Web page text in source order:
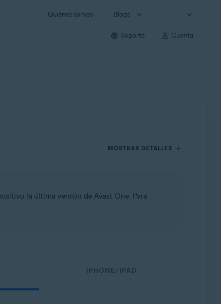
Quiénes somos Blogs
Soporte Cuenta
MOSTRAR DETALLES
la última versión de Avast One. Para
IPHONE/IPAD